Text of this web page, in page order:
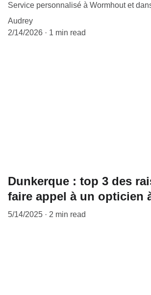
Service personnalisé à Wormhout et
Audrey
2/14/2026
1 min read
Dunkerque : top 3 des
faire appel à un opticien
5/14/2025 2 min read